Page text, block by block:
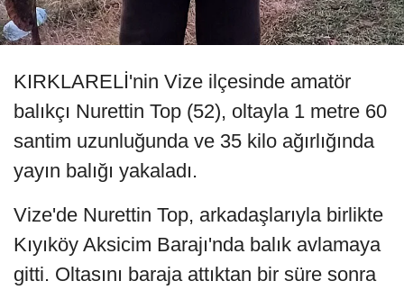
KIRKLARELİ'nin Vize ilçesinde amatör
balıkçı Nurettin Top (52), oltayla 1 metre 60
santim uzunluğunda ve 35 kilo ağırlığında
yayın balığı yakaladı.
Vize'de Nurettin Top, arkadaşlarıyla birlikte
Kıyıköy Aksicim Barajı'nda balık avlamaya
gitti. Oltasını baraja attıktan bir süre sonra